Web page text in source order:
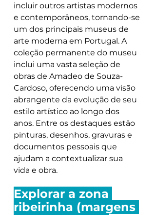
incluir outros artistas modernos
e contemporâneos, tornando-se
um dos principais museus de
arte moderna em Portugal. A
coleção permanente do museu
inclui uma vasta seleção de
obras de Amadeo de Souza-
Cardoso, oferecendo uma visão
abrangente da evolução de seu
estilo artístico ao longo dos
anos. Entre os destaques estão
pinturas, desenhos, gravuras e
documentos pessoais que
ajudam a contextualizar sua
vida e obra.
Explorar a zona
ribeirinha (margens